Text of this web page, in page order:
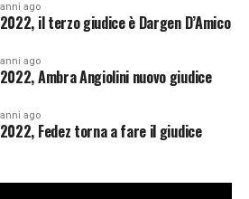
ago
il terzo giudice è Dargen D’Amico
ago
Ambra Angiolini nuovo giudice
ago
Fedez torna a fare il giudice